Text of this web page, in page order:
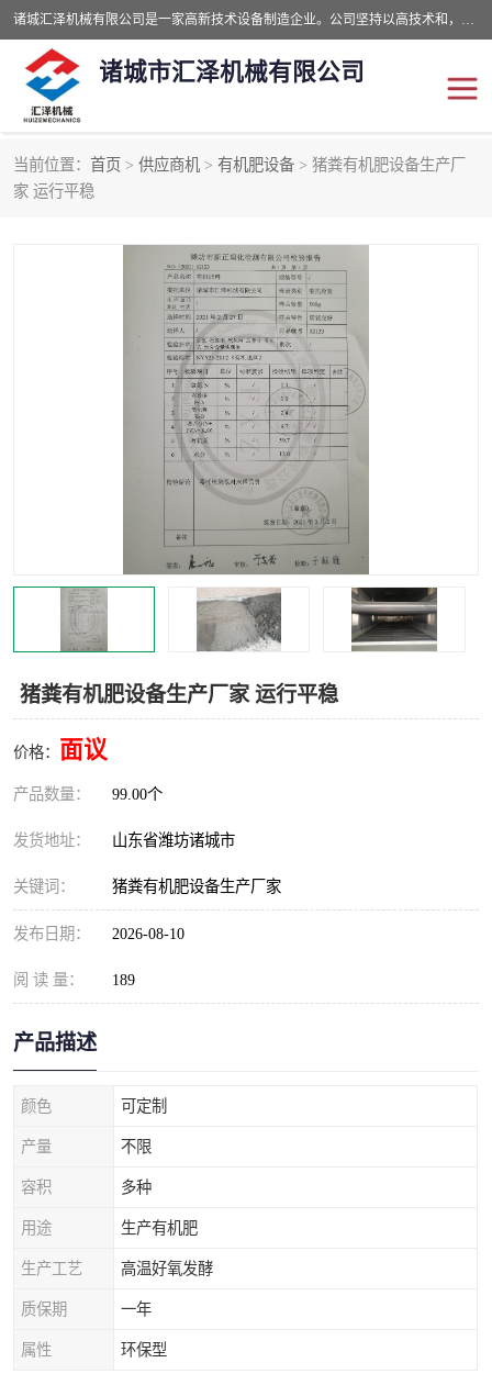
诸城汇泽机械有限公司是一家高新技术设备制造企业。公司坚持以高技术和，高服务于用户，以的环保机械制造设备赢的用户的信赖。现在主要生产死亡畜禽无害化处理和立式和卧式有机肥设备，搅拌机，烘干机，高温发酵机等。污水处理设备，固液分离机。气浮机，化制机等。公司秉承品质，用户至上，科技创新的经营理。
诸城市汇泽机械有限公司
当前位置： 首页 > 供应商机 > 有机肥设备 > 猪粪有机肥设备生产厂
家 运行平稳
猪粪有机肥设备生产厂家 运行平稳
价格： 面议
产品数量： 99.00个
发货地址： 山东省潍坊诸城市
关键词： 猪粪有机肥设备生产厂家
发布日期： 2026-08-10
阅 读 量： 189
产品描述
颜色 可定制
产量 不限
容积 多种
用途 生产有机肥
生产工艺 高温好氧发酵
质保期 一年
属性 环保型
发酵设备
有机肥设备
纳米膜好氧发酵堆肥机 粪污烘干酶体机
纳米膜发酵
分子膜堆肥仓
分子膜发酵堆肥设备